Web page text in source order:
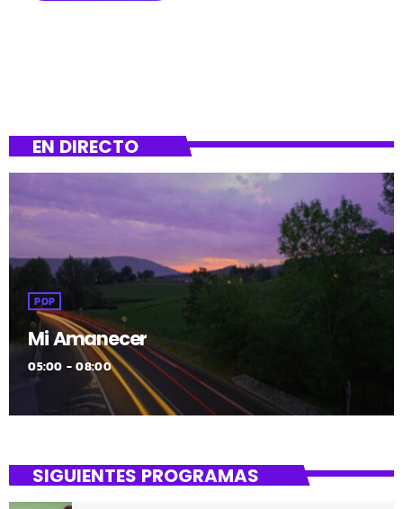
EN DIRECTO
POP
Mi Amanecer
05:00 - 08:00
SIGUIENTES PROGRAMAS